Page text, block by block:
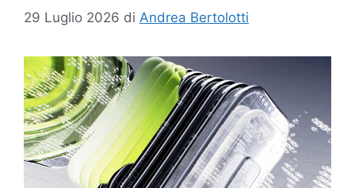
29 Luglio 2026 di Andrea Bertolotti